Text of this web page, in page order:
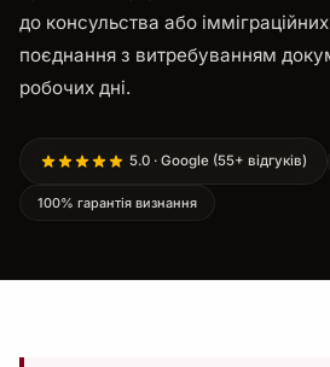
до консульства або
поєднання з витребуванням
робочих дні.
5.0 · Google (55+ відгуків)
100% гарантія визнання